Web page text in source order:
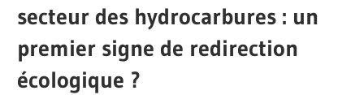
secteur des hydrocarbures : un
premier signe de redirection
écologique ?